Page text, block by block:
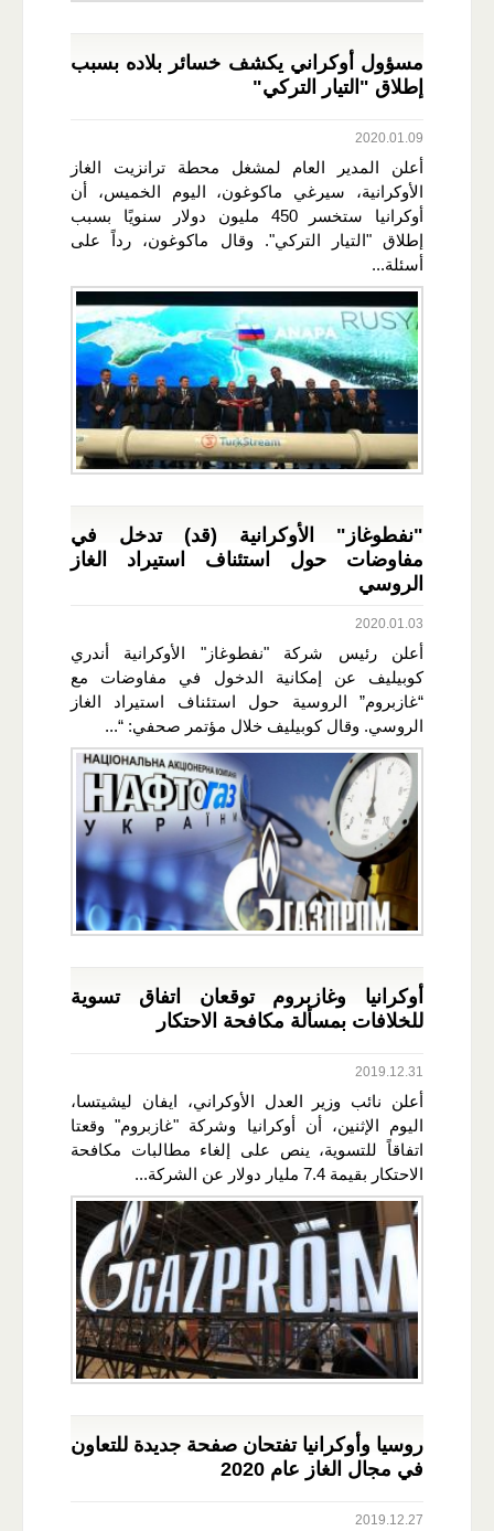
مسؤول أوكراني يكشف خسائر بلاده بسبب
إطلاق "التيار التركي"
2020.01.09
أعلن المدير العام لمشغل محطة ترانزيت الغاز
الأوكرانية، سيرغي ماكوغون، اليوم الخميس، أن
أوكرانيا ستخسر 450 مليون دولار سنويًا بسبب
إطلاق "التيار التركي". وقال ماكوغون، رداً على
أسئلة...
"نفطوغاز" الأوكرانية (قد) تدخل في
مفاوضات حول استئناف استيراد الغاز
الروسي
2020.01.03
أعلن رئيس شركة "نفطوغاز" الأوكرانية أندري
كوبيليف عن إمكانية الدخول في مفاوضات مع
“غازبروم” الروسية حول استئناف استيراد الغاز
الروسي. وقال كوبيليف خلال مؤتمر صحفي: “...
أوكرانيا وغازبروم توقعان اتفاق تسوية
للخلافات بمسألة مكافحة الاحتكار
2019.12.31
أعلن نائب وزير العدل الأوكراني، ايفان ليشيتسا،
اليوم الإثنين، أن أوكرانيا وشركة "غازبروم" وقعتا
اتفاقاً للتسوية، ينص على إلغاء مطالبات مكافحة
الاحتكار بقيمة 7.4 مليار دولار عن الشركة...
روسيا وأوكرانيا تفتحان صفحة جديدة للتعاون
في مجال الغاز عام 2020
2019.12.27